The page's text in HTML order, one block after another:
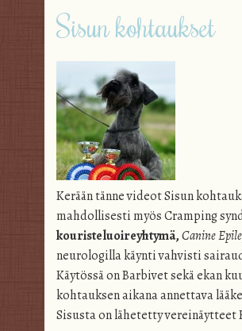
Sisun kohtaukset
Kerään tänne videot Sisun
mahdollisesti myös Cramping
kouristeluoireyhtymä,Canine
neurologilla käynti vahvisti
Käytössä on Barbivet sekä ekan
kohtauksen aikana annettava
Sisusta on lähetetty vereinäytteet